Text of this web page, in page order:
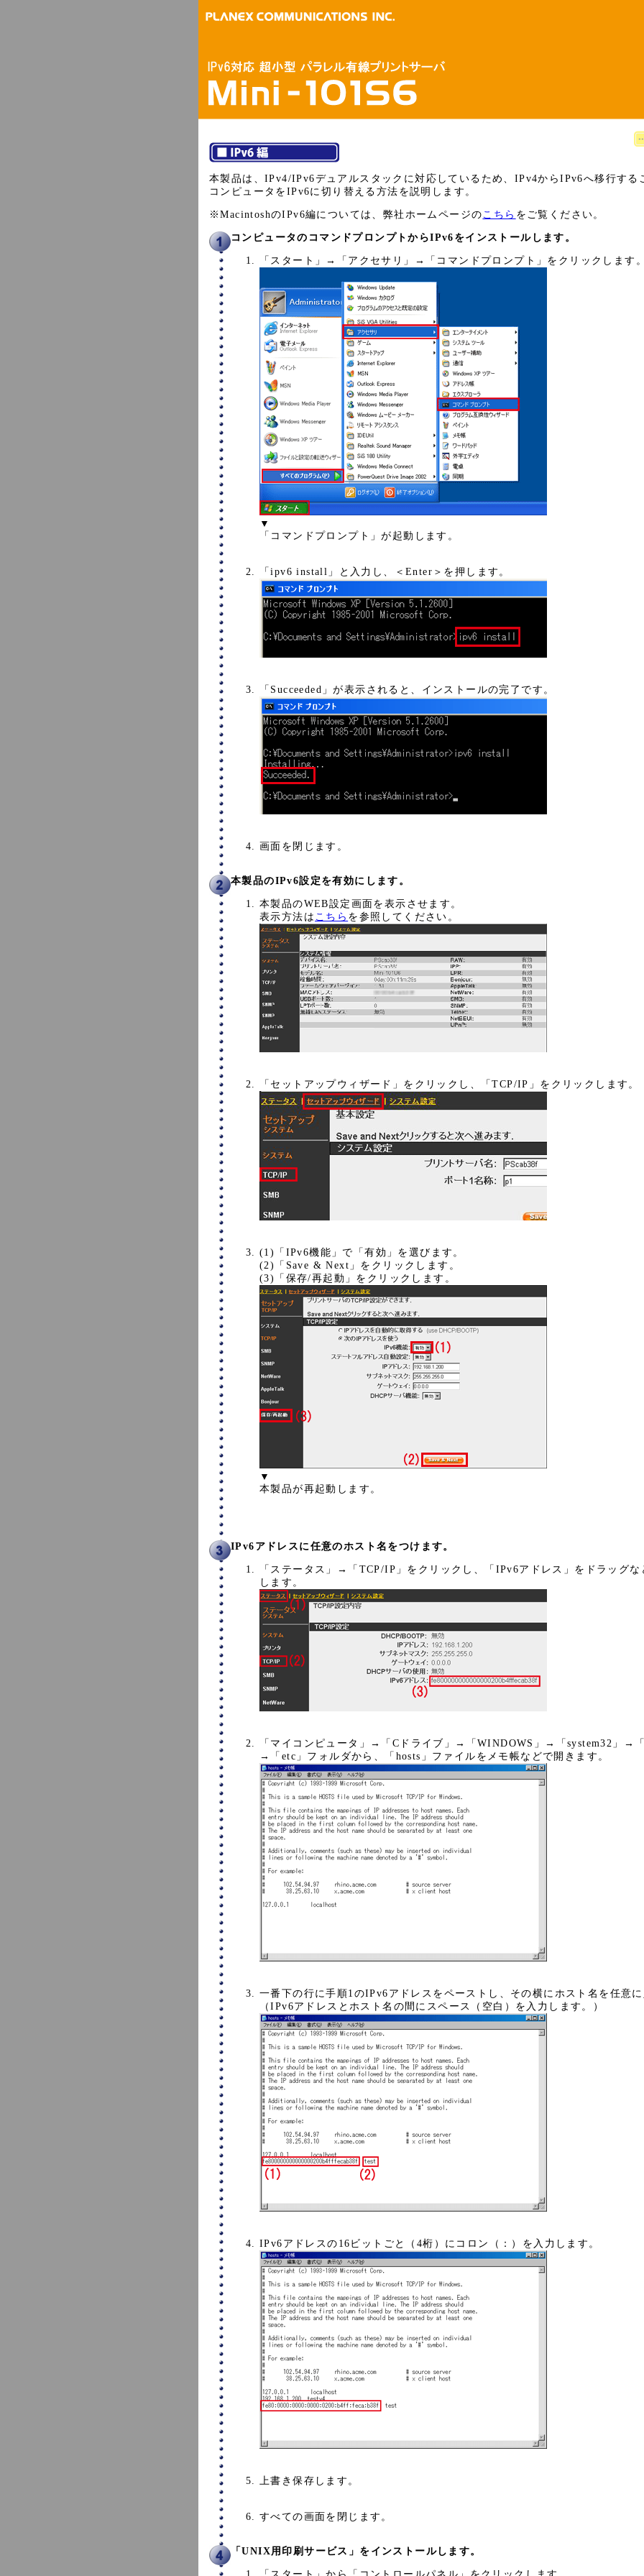
本製品は、IPv4/IPv6デュアルスタックに対応しているため、IPv4からIPv6へ移行する
コンピュータをIPv6に切り替える方法を説明します。
※MacintoshのIPv6編については、弊社ホームページのこちら をご覧ください。
コンピュータのコマンドプロンプトからIPv6をインストールします。
「スタート」→「アクセサリ」→「コマンドプロンプト」をクリックします。
▼
「コマンドプロンプト」が起動します。
「ipv6 install」と入力し、＜Enter＞を押します。
「Succeeded」が表示されると、インストールの完了です。
画面を閉じます。
本製品のIPv6設定を有効にします。
本製品のWEB設定画面を表示させます。
表示方法は こちら を参照してください。
「セットアップウィザード」をクリックし、「TCP/IP」をクリックします。
(1)「IPv6機能」で「有効」を選びます。
(2)「Save & Next」をクリックします。
(3)「保存/再起動」をクリックします。
▼
本製品が再起動します。
IPv6アドレスに任意のホスト名をつけます。
「ステータス」→「TCP/IP」をクリックし、「IPv6アドレス」をドラッグな
します。
「マイコンピュータ」→「Cドライブ」→「WINDOWS」→「system32」→「
→「etc」フォルダから、「hosts」ファイルをメモ帳などで開きます。
一番下の行に手順1のIPv6アドレスをペーストし、その横にホスト名を任意に
（IPv6アドレスとホスト名の間にスペース（空白）を入力します。）
IPv6アドレスの16ビットごと（4桁）にコロン（：）を入力します。
上書き保存します。
すべての画面を閉じます。
「UNIX用印刷サービス」をインストールします。